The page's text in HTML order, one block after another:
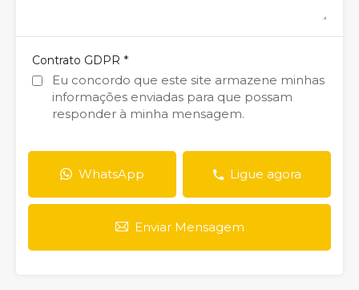
Contrato GDPR *
Eu concordo que este site armazene minhas
informações enviadas para que possam
responder à minha mensagem.
WhatsApp Ligue agora
Enviar Mensagem